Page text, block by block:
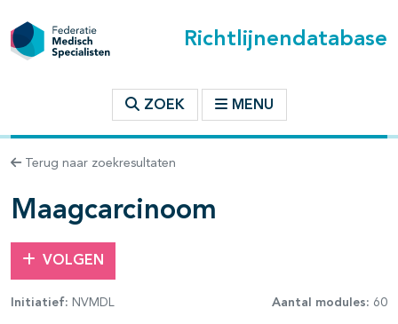
Richtlijnendatabase
ZOEK MENU
Terug naar zoekresultaten
Maagcarcinoom
VOLGEN
Initiatief: NVMDL Aantal modules: 60
binnen deze richtlijn
open- en dichtklappen